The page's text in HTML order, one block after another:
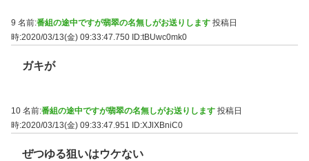
9 名前:番組の途中ですが翡翠の名無しがお送りします 投稿日
時:2020/03/13(金) 09:33:47.750 ID:tBUwc0mk0
ガキが
10 名前:番組の途中ですが翡翠の名無しがお送りします 投稿日
時:2020/03/13(金) 09:33:47.951
ID:XJlXBniC0
ぜつゆる狙いはウケない